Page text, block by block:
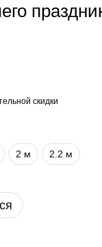
скидки
2 м 2.2 м